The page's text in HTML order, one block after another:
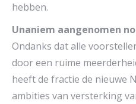
hebben.
Unaniem aangenomen
Ondanks dat alle
door een ruime
heeft de fractie de nieuwe
ambities van versterking